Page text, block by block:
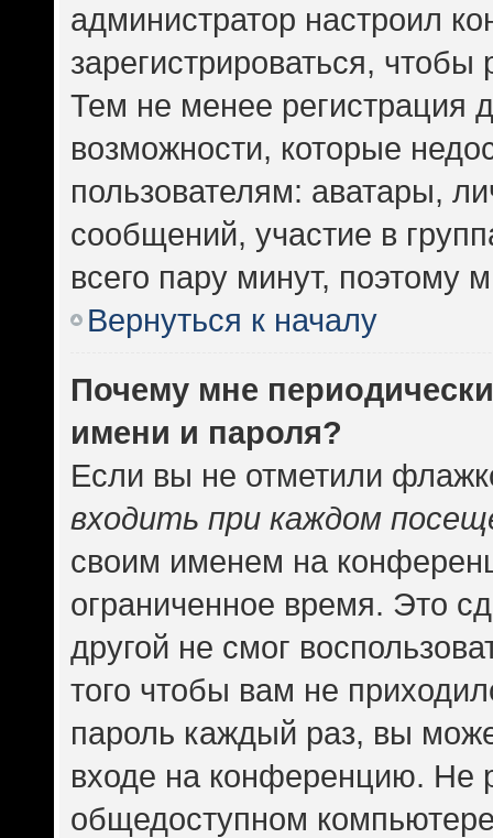
администратор настроил
зарегистрироваться,
Тем не менее регистрация
возможности, которые
пользователям: аватары,
сообщений, участие в
всего пару минут, поэтому
Вернуться к началу
Почему мне
имени и пароля?
Если вы не отметили
входить при каждом
своим именем на
ограниченное время. Это
другой не смог
того чтобы вам не
пароль каждый раз, вы
входе на конференцию. Не
общедоступном